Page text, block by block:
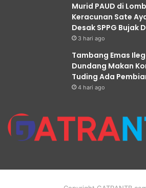
Murid PAUD di
Keracunan Sate
Desak SPPG Bujak
3 hari ago
Tambang Emas
Dundang Makan
Tuding Ada
4 hari ago